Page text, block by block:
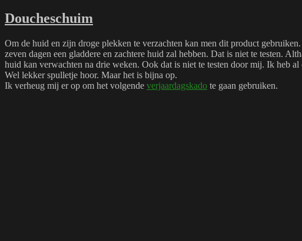
Doucheschuim
Om de huid en zijn droge plekken te verzachten kan men dit product
zeven dagen een gladdere en zachtere huid zal hebben. Dat is niet te testen.
huid kan verwachten na drie weken. Ook dat is niet te testen door mij. Ik heb
Wel lekker spulletje hoor. Maar het is bijna op.
Ik verheug mij er op om het volgende verjaardagskado te gaan gebruiken.